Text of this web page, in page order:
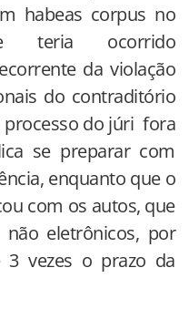
habeas corpus no
teria ocorrido
da violação
do contraditório
processo do júri fora
se preparar com
enquanto que o
com os autos, que
eletrônicos, por
3 vezes o prazo da